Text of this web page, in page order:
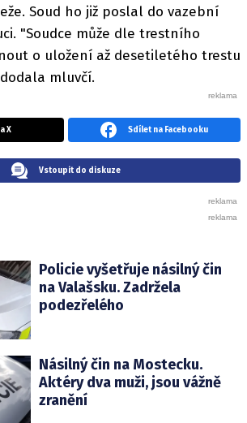
Soud ho již poslal do vazební
"Soudce může dle trestního
o uložení až desetiletého trestu
mluvčí.
X Sdílet na Facebooku
Vstoupit do diskuze
Policie vyšetřuje násilný čin
na Valašsku. Zadržela
podezřelého
Násilný čin na Mostecku.
Aktéry dva muži, jsou vážně
zranění